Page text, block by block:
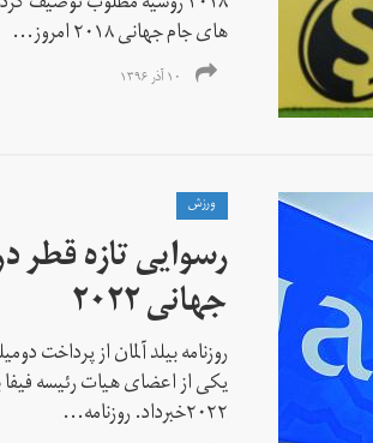
های جام جهانی ۲۰۱۸ امروز...
۱۰ آذر ۱۳۹۶
ورزش
رسوایی تازه قطر
جهانی ۲۰۲۲
روزنامه بیلد آلمان از پرداخت
یکی از اعضای هیات رئیسه فیفا
۲۰۲۲خبرداد. روزنامه...